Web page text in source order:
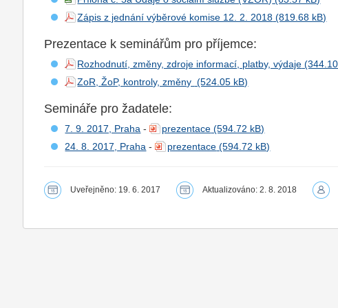
Zápis z jednání výběrové komise 12. 2. 2018
Prezentace k seminářům pro příjemce:
Rozhodnutí, změny, zdroje informací, platby, výdaje
ZoR, ŽoP, kontroly, změny
Semináře pro žadatele:
7. 9. 2017, Praha -
prezentace
24. 8. 2017, Praha - prezentace
Uveřejněno: 19. 6. 2017 Aktualizováno: 2. 8. 2018